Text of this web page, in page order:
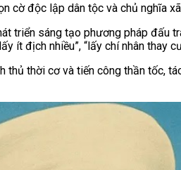
cờ độc lập dân tộc và chủ nghĩa
triển sáng tạo phương pháp đấu
ít địch nhiều”, “lấy chí nhân thay
thủ thời cơ và tiến công thần tốc,